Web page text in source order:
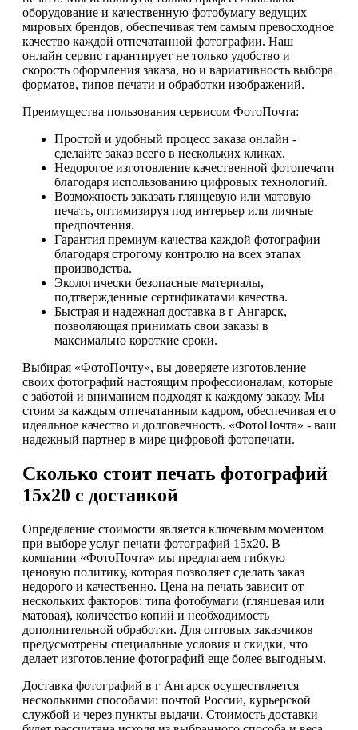
оборудование и качественную фотобумагу ведущих
мировых брендов, обеспечивая тем самым превосходное
качество каждой отпечатанной фотографии. Наш
онлайн сервис гарантирует не только удобство и
скорость оформления заказа, но и вариативность выбора
форматов, типов печати и обработки изображений.
Преимущества пользования сервисом ФотоПочта:
Простой и удобный процесс заказа онлайн -
сделайте заказ всего в нескольких кликах.
Недорогое изготовление качественной фотопечати
благодаря использованию цифровых технологий.
Возможность заказать глянцевую или матовую
печать, оптимизируя под интерьер или личные
предпочтения.
Гарантия премиум-качества каждой фотографии
благодаря строгому контролю на всех этапах
производства.
Экологически безопасные материалы,
подтвержденные сертификатами качества.
Быстрая и надежная доставка в г Ангарск,
позволяющая принимать свои заказы в
максимально короткие сроки.
Выбирая «ФотоПочту», вы доверяете изготовление
своих фотографий настоящим профессионалам, которые
с заботой и вниманием подходят к каждому заказу. Мы
стоим за каждым отпечатанным кадром, обеспечивая его
идеальное качество и долговечность. «ФотоПочта» - ваш
надежный партнер в мире цифровой фотопечати.
Сколько стоит печать фотографий
15х20 с доставкой
Определение стоимости является ключевым моментом
при выборе услуг печати фотографий 15х20. В
компании «ФотоПочта» мы предлагаем гибкую
ценовую политику, которая позволяет сделать заказ
недорого и качественно. Цена на печать зависит от
нескольких факторов: типа фотобумаги (глянцевая или
матовая), количество копий и необходимость
дополнительной обработки. Для оптовых заказчиков
предусмотрены специальные условия и скидки, что
делает изготовление фотографий еще более выгодным.
Доставка фотографий в г Ангарск осуществляется
несколькими способами: почтой России, курьерской
службой и через пункты выдачи. Стоимость доставки